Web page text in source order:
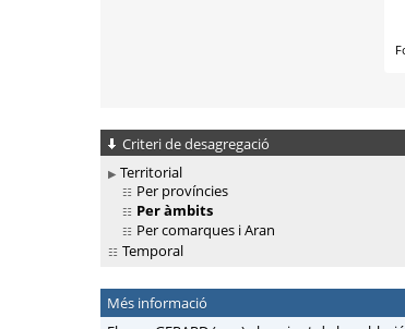
Criteri de desagregació
Territorial
Per províncies
Per àmbits
Per comarques i Aran
Temporal
Més informació